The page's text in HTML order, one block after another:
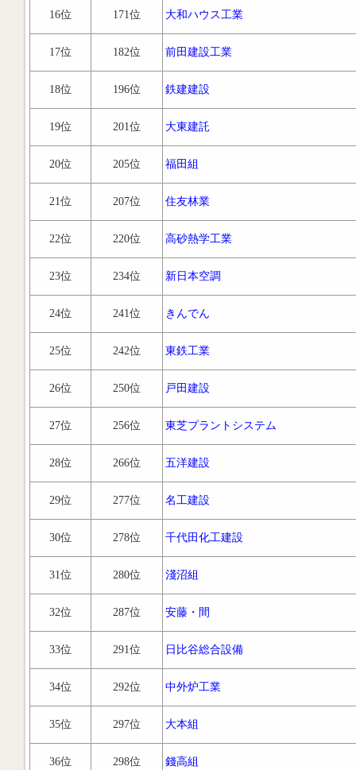
16位 171位 大和ハウス工業
17位 182位 前田建設工業
18位 196位 鉄建建設
19位 201位 大東建託
20位 205位 福田組
21位 207位 住友林業
22位 220位 高砂熱学工業
23位 234位 新日本空調
24位 241位 きんでん
25位 242位 東鉄工業
26位 250位 戸田建設
27位 256位 東芝プラントシステム
28位 266位 五洋建設
29位 277位 名工建設
30位 278位 千代田化工建設
31位 280位 淺沼組
32位 287位 安藤・間
33位 291位 日比谷総合設備
34位 292位 中外炉工業
35位 297位 大本組
36位 298位 錢高組